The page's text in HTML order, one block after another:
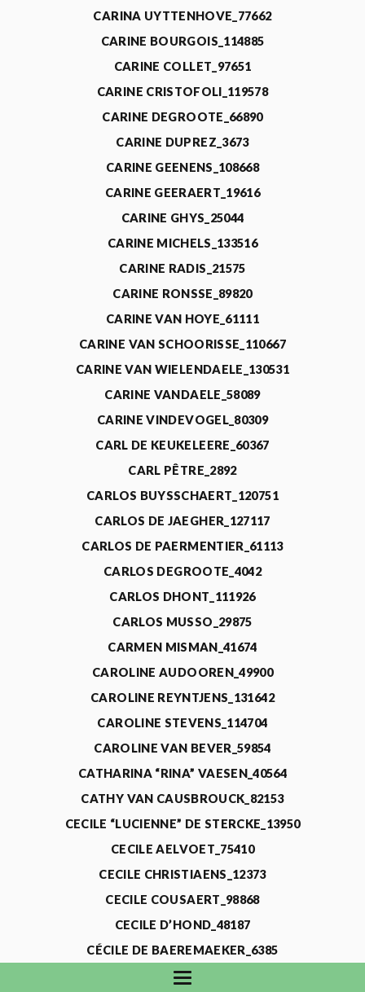
CARINA UYTTENHOVE_77662
CARINE BOURGOIS_114885
CARINE COLLET_97651
CARINE CRISTOFOLI_119578
CARINE DEGROOTE_66890
CARINE DUPREZ_3673
CARINE GEENENS_108668
CARINE GEERAERT_19616
CARINE GHYS_25044
CARINE MICHELS_133516
CARINE RADIS_21575
CARINE RONSSE_89820
CARINE VAN HOYE_61111
CARINE VAN SCHOORISSE_110667
CARINE VAN WIELENDAELE_130531
CARINE VANDAELE_58089
CARINE VINDEVOGEL_80309
CARL DE KEUKELEERE_60367
CARL PÊTRE_2892
CARLOS BUYSSCHAERT_120751
CARLOS DE JAEGHER_127117
CARLOS DE PAERMENTIER_61113
CARLOS DEGROOTE_4042
CARLOS DHONT_111926
CARLOS MUSSO_29875
CARMEN MISMAN_41674
CAROLINE AUDOOREN_49900
CAROLINE REYNTJENS_131642
CAROLINE STEVENS_114704
CAROLINE VAN BEVER_59854
CATHARINA “RINA” VAESEN_40564
CATHY VAN CAUSBROUCK_82153
CECILE “LUCIENNE” DE STERCKE_13950
CECILE AELVOET_75410
CECILE CHRISTIAENS_12373
CECILE COUSAERT_98868
CECILE D’HOND_48187
CÉCILE DE BAEREMAEKER_6385
CECILE DE WAELE_4731